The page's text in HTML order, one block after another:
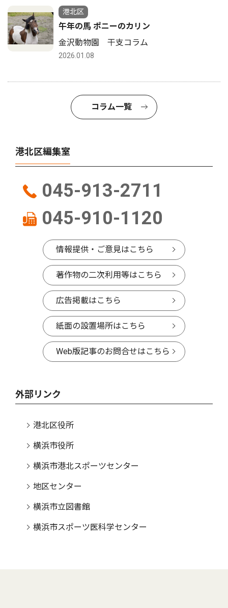
港北区
午年の馬 ポニーのカリン
金沢動物園 干支コラム
2026.01.08
コラム一覧
港北区編集室
045-913-2711
045-910-1120
情報提供・ご意見はこちら
著作物の二次利用等はこちら
広告掲載はこちら
紙面の設置場所はこちら
Web版記事のお問合せはこちら
外部リンク
港北区役所
横浜市役所
横浜市港北スポーツセンター
地区センター
横浜市立図書館
横浜市スポーツ医科学センター